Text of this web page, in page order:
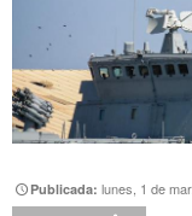
Publicada:lunes, 1 de